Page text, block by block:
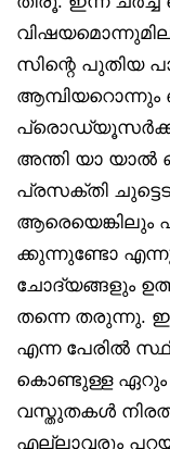
സിന്റെ പുതിയ
ആമ്പിയറൊന്നും
അന്തി യാ യാൽ
പ്രസക്തി
ആരെയെങ്കിലും
ക്കുന്നുണ്ടോ
ചോദ്യങ്ങളും
തന്നെ തരുന്നു.
എന്ന പേരിൽ
കൊണ്ടുള്ള ഏറും
വസ്തുതകൾ
എല്ലാവരും